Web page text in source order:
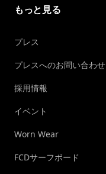
もっと見る
プレス
プレスへのお問い合わせ
採用情報
イベント
Worn Wear
FCDサーフボード